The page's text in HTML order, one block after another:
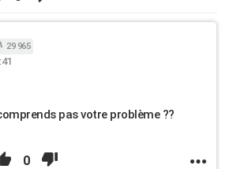
29 965
pas votre problème ??
0